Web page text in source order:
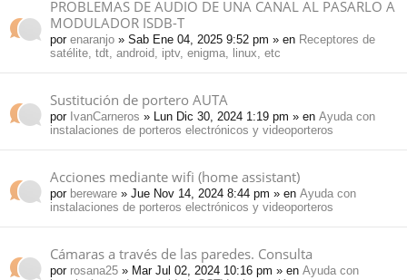
PROBLEMAS DE AUDIO DE UNA CANAL AL PASARLO A
MODULADOR ISDB-T
por enaranjo » Sab Ene 04, 2025 9:52 pm » en Receptores de
satélite, tdt, android, iptv, enigma, linux, etc
Sustitución de portero AUTA
por IvanCarneros » Lun Dic 30, 2024 1:19 pm » en Ayuda con
instalaciones de porteros electrónicos y videoporteros
Acciones mediante wifi (home assistant)
por bereware » Jue Nov 14, 2024 8:44 pm » en Ayuda con
instalaciones de porteros electrónicos y videoporteros
Cámaras a través de las paredes. Consulta
por rosana25 » Mar Jul 02, 2024 10:16 pm » en Ayuda con